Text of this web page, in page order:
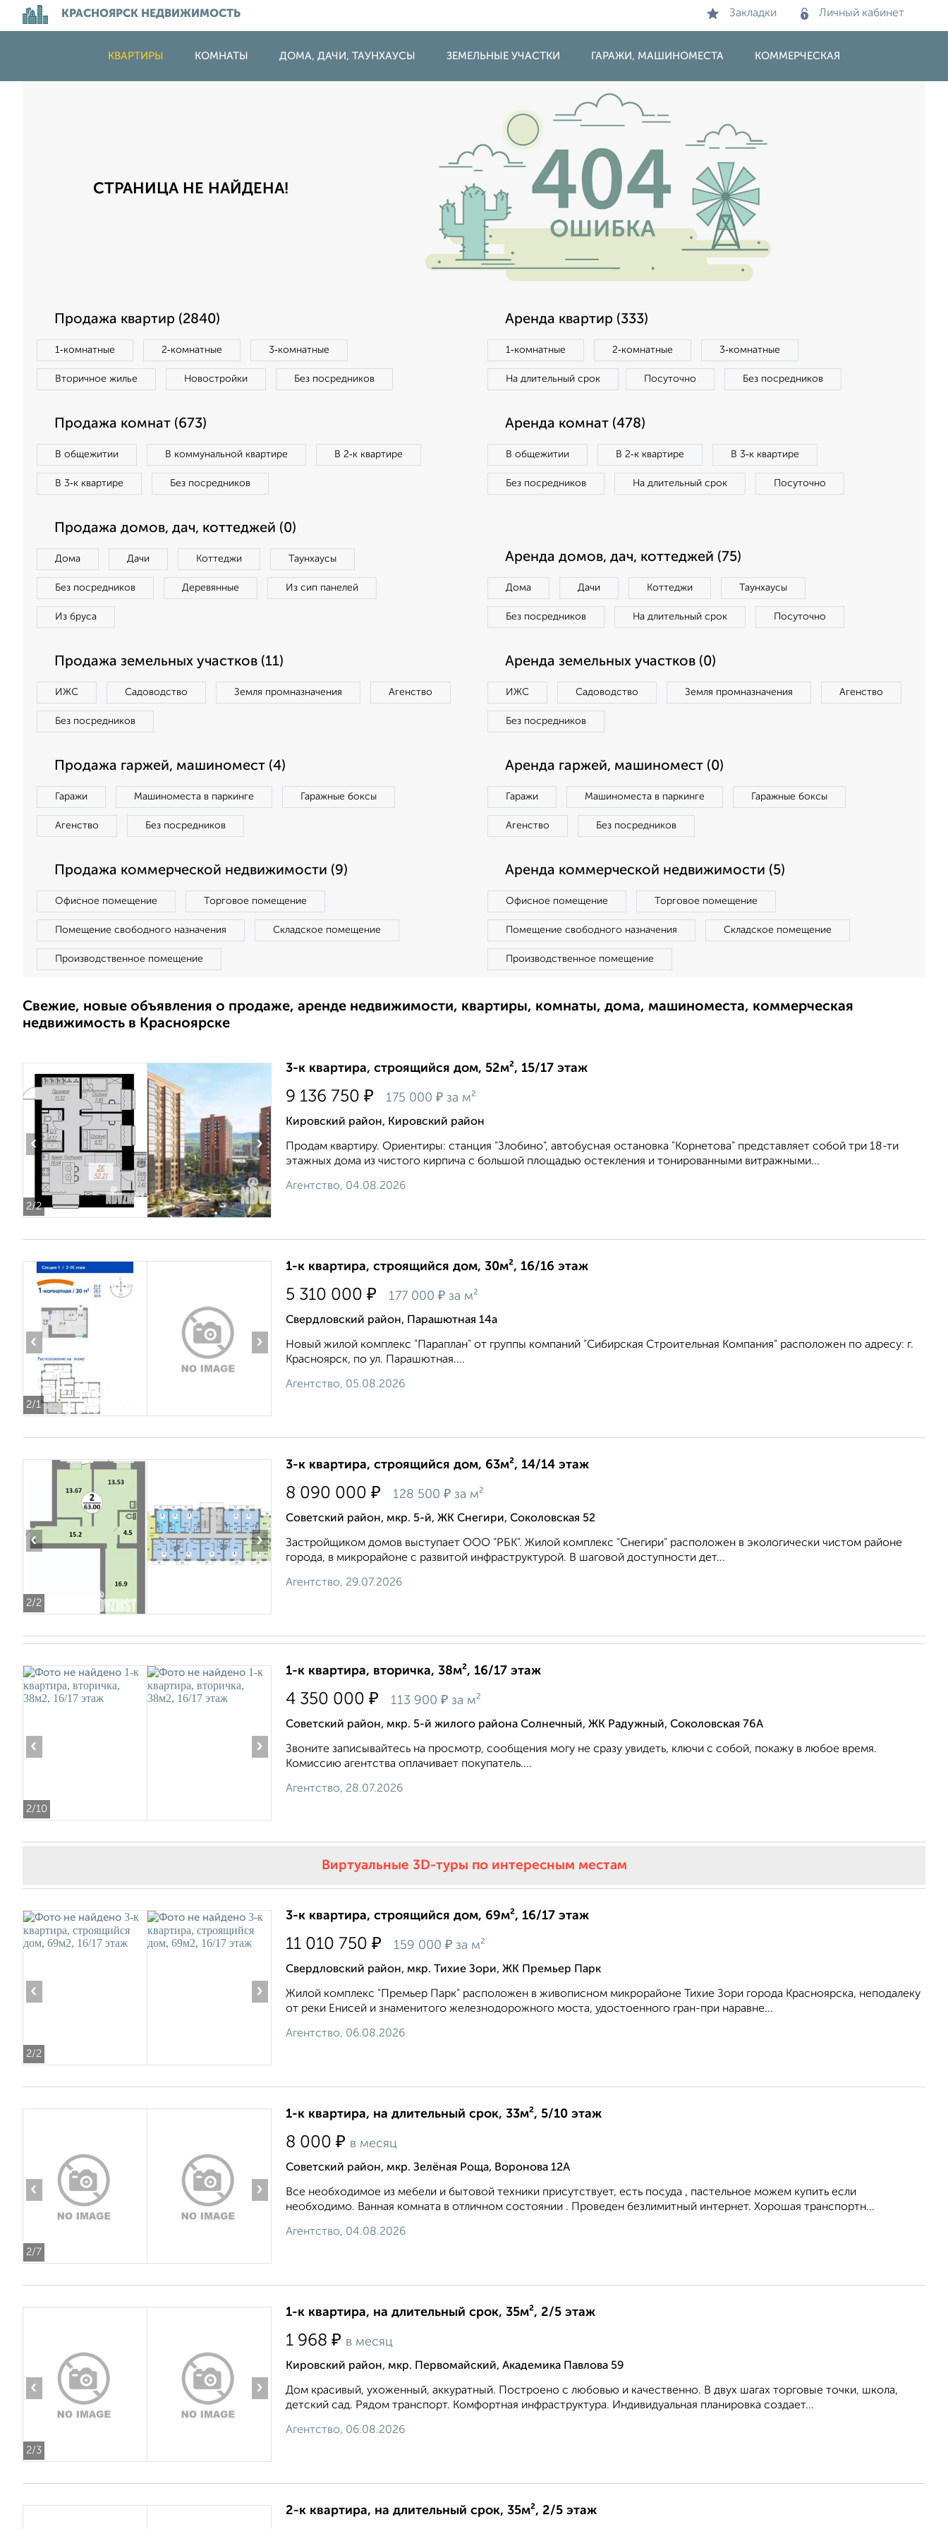
КРАСНОЯРСК НЕДВИЖИМОСТЬ Закладки Личный кабинет
КВАРТИРЫ КОМНАТЫ ДОМА, ДАЧИ, ТАУНХАУСЫ ЗЕМЕЛЬНЫЕ УЧАСТКИ ГАРАЖИ, МАШИНОМЕСТА КОММЕРЧЕСКАЯ
СТРАНИЦА НЕ НАЙДЕНА!
Продажа квартир (2840)
1‑комнатные 2‑комнатные 3‑комнатные
Вторичное жилье Новостройки Без посредников
Аренда квартир (333)
1‑комнатные 2‑комнатные 3‑комнатные
На длительный срок Посуточно Без посредников
Продажа комнат (673)
В общежитии В коммунальной квартире В 2‑к квартире
В 3‑к квартире Без посредников
Аренда комнат (478)
В общежитии В 2‑к квартире В 3‑к квартире
Без посредников На длительный срок Посуточно
Продажа домов, дач, коттеджей (0)
Дома Дачи Коттеджи Таунхаусы
Без посредников Деревянные Из сип панелей
Из бруса
Аренда домов, дач, коттеджей (75)
Дома Дачи Коттеджи Таунхаусы
Без посредников На длительный срок Посуточно
Продажа земельных участков (11)
ИЖС Садоводство Земля промназначения Агенство
Без посредников
Аренда земельных участков (0)
ИЖС Садоводство Земля промназначения Агенство
Без посредников
Продажа гаржей, машиномест (4)
Гаражи Машиноместа в паркинге Гаражные боксы
Агенство Без посредников
Аренда гаржей, машиномест (0)
Гаражи Машиноместа в паркинге Гаражные боксы
Агенство Без посредников
Продажа коммерческой недвижимости (9)
Офисное помещение Торговое помещение
Помещение свободного назначения Складское помещение
Производственное помещение
Аренда коммерческой недвижимости (5)
Офисное помещение Торговое помещение
Помещение свободного назначения Складское помещение
Производственное помещение
Свежие, новые объявления о продаже, аренде недвижимости, квартиры, комнаты, дома, машиноместа, коммерческая
недвижимость в Красноярске
2/2
‹ ›
3-к квартира, строящийся дом, 52м², 15/17 этаж
9 136 750 ₽ 175 000 ₽ за м²
Кировский район, Кировский район
Продам квартиру. Ориентиры: станция "Злобино", автобусная остановка "Корнетова" представляет собой три 18-ти
этажных дома из чистого кирпича с большой площадью остекления и тонированными витражными...
Агентство, 04.08.2026
2/1
‹ ›
1-к квартира, строящийся дом, 30м², 16/16 этаж
5 310 000 ₽ 177 000 ₽ за м²
Свердловский район, Парашютная 14а
Новый жилой комплекс "Параплан" от группы компаний "Сибирская Строительная Компания" расположен по адресу: г.
Красноярск, по ул. Парашютная....
Агентство, 05.08.2026
2/2
‹ ›
3-к квартира, строящийся дом, 63м², 14/14 этаж
8 090 000 ₽ 128 500 ₽ за м²
Советский район, мкр. 5-й, ЖК Снегири, Соколовская 52
Застройщиком домов выступает ООО "РБК". Жилой комплекс "Снегири" расположен в экологически чистом районе
города, в микрорайоне с развитой инфраструктурой. В шаговой доступности дет...
Агентство, 29.07.2026
2/10
‹ ›
1-к квартира, вторичка, 38м², 16/17 этаж
4 350 000 ₽ 113 900 ₽ за м²
Советский район, мкр. 5-й жилого района Солнечный, ЖК Радужный, Соколовская 76А
Звоните записывайтесь на просмотр, сообщения могу не сразу увидеть, ключи с собой, покажу в любое время.
Комиссию агентства оплачивает покупатель....
Агентство, 28.07.2026
Виртуальные 3D-туры по интересным местам
2/2
‹ ›
3-к квартира, строящийся дом, 69м², 16/17 этаж
11 010 750 ₽ 159 000 ₽ за м²
Свердловский район, мкр. Тихие Зори, ЖК Премьер Парк
Жилой комплекс "Премьер Парк" расположен в живописном микрорайоне Тихие Зори города Красноярска, неподалеку
от реки Енисей и знаменитого железнодорожного моста, удостоенного гран-при наравне...
Агентство, 06.08.2026
2/7
‹ ›
1-к квартира, на длительный срок, 33м², 5/10 этаж
8 000 ₽ в месяц
Советский район, мкр. Зелёная Роща, Воронова 12А
Все необходимое из мебели и бытовой техники присутствует, есть посуда , пастельное можем купить если
необходимо. Ванная комната в отличном состоянии . Проведен безлимитный интернет. Хорошая транспортн...
Агентство, 04.08.2026
2/3
‹ ›
1-к квартира, на длительный срок, 35м², 2/5 этаж
1 968 ₽ в месяц
Кировский район, мкр. Первомайский, Академика Павлова 59
Дом красивый, ухоженный, аккуратный. Построено с любовью и качественно. В двух шагах торговые точки, школа,
детский сад. Рядом транспорт. Комфортная инфраструктура. Индивидуальная планировка создает...
Агентство, 06.08.2026
2-к квартира, на длительный срок, 35м², 2/5 этаж